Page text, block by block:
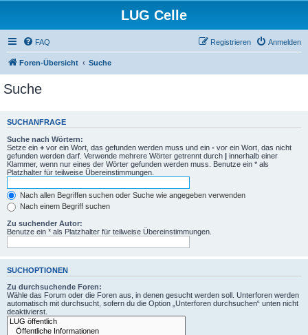
LUG Celle
FAQ Anmelden
Registrieren
Foren-Übersicht Suche
Suche
SUCHANFRAGE
Suche nach Wörtern:
Setze ein + vor ein Wort, das gefunden werden muss und ein - vor ein Wort, das nicht
gefunden werden darf. Verwende mehrere Wörter getrennt durch | innerhalb einer
Klammer, wenn nur eines der Wörter gefunden werden muss. Benutze ein * als
Platzhalter für teilweise Übereinstimmungen.
Nach allen Begriffen suchen oder Suche wie angegeben verwenden
Nach einem Begriff suchen
Zu suchender Autor:
Benutze ein * als Platzhalter für teilweise Übereinstimmungen.
SUCHOPTIONEN
Zu durchsuchende Foren:
Wähle das Forum oder die Foren aus, in denen gesucht werden soll. Unterforen werden
automatisch mit durchsucht, sofern du die Option „Unterforen durchsuchen“ unten nicht
deaktivierst.